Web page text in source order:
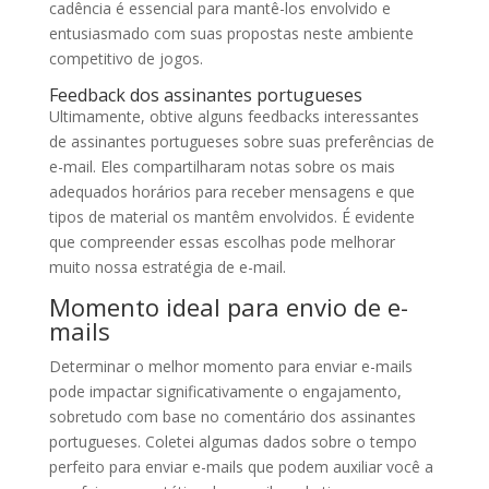
cadência é essencial para mantê-los envolvido e
entusiasmado com suas propostas neste ambiente
competitivo de jogos.
Feedback dos assinantes portugueses
Ultimamente, obtive alguns feedbacks interessantes
de assinantes portugueses sobre suas preferências de
e-mail. Eles compartilharam notas sobre os mais
adequados horários para receber mensagens e que
tipos de material os mantêm envolvidos. É evidente
que compreender essas escolhas pode melhorar
muito nossa estratégia de e-mail.
Momento ideal para envio de e-
mails
Determinar o melhor momento para enviar e-mails
pode impactar significativamente o engajamento,
sobretudo com base no comentário dos assinantes
portugueses. Coletei algumas dados sobre o tempo
perfeito para enviar e-mails que podem auxiliar você a